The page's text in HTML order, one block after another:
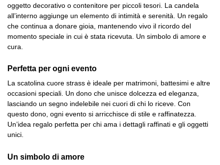
oggetto decorativo o contenitore per piccoli tesori. La candela
all’interno aggiunge un elemento di intimità e serenità. Un regalo
che continua a donare gioia, mantenendo vivo il ricordo del
momento speciale in cui è stata ricevuta. Un simbolo di amore e
cura.
Perfetta per ogni evento
La scatolina cuore strass è ideale per matrimoni, battesimi e altre
occasioni speciali. Un dono che unisce dolcezza ed eleganza,
lasciando un segno indelebile nei cuori di chi lo riceve. Con
questo dono, ogni evento si arricchisce di stile e raffinatezza.
Un’idea regalo perfetta per chi ama i dettagli raffinati e gli oggetti
unici.
Un simbolo di amore